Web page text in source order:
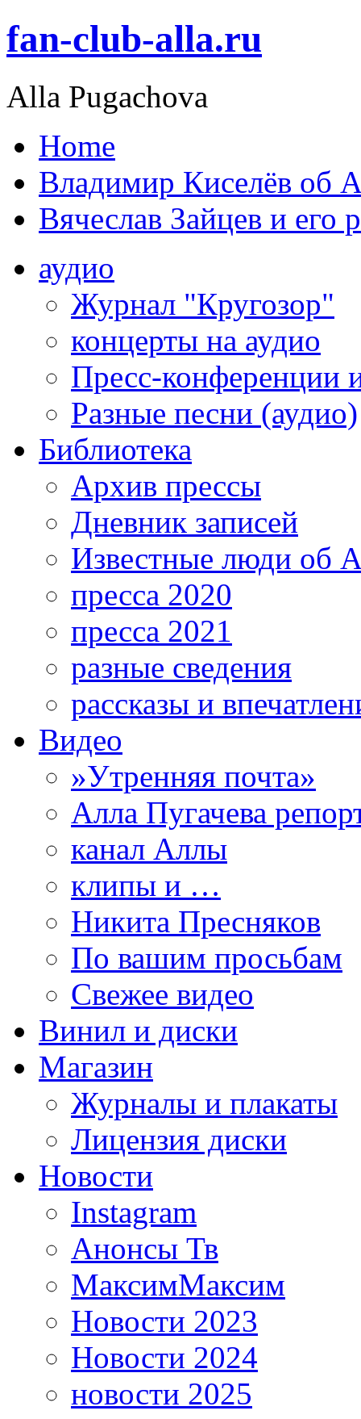
fan-club-alla.ru
Alla Pugachova
Home
Владимир Киселёв об
Вячеслав Зайцев и его
аудио
Журнал "Кругозор"
концерты на аудио
Пресс-конференции
Разные песни (аудио)
Библиотека
Архив прессы
Дневник записей
Известные люди об
пресса 2020
пресса 2021
разные сведения
рассказы и
Видео
»Утренняя почта»
Алла Пугачева
канал Аллы
клипы и …
Никита Пресняков
По вашим просьбам
Свежее видео
Винил и диски
Магазин
Журналы и плакаты
Лицензия диски
Новости
Instagram
Анонсы Тв
МаксимМаксим
Новости 2023
Новости 2024
новости 2025